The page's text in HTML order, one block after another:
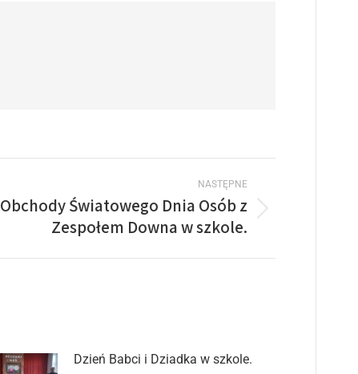
NASTĘPNE
Obchody Światowego Dnia Osób z
Zespołem Downa w szkole.
Dzień Babci i Dziadka w szkole.